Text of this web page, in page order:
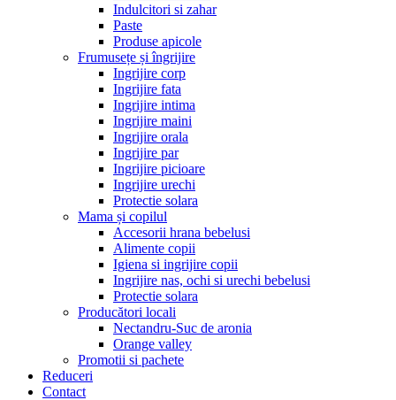
Indulcitori si zahar
Paste
Produse apicole
Frumusețe și îngrijire
Ingrijire corp
Ingrijire fata
Ingrijire intima
Ingrijire maini
Ingrijire orala
Ingrijire par
Ingrijire picioare
Ingrijire urechi
Protectie solara
Mama și copilul
Accesorii hrana bebelusi
Alimente copii
Igiena si ingrijire copii
Ingrijire nas, ochi si urechi bebelusi
Protectie solara
Producători locali
Nectandru-Suc de aronia
Orange valley
Promotii si pachete
Reduceri
Contact